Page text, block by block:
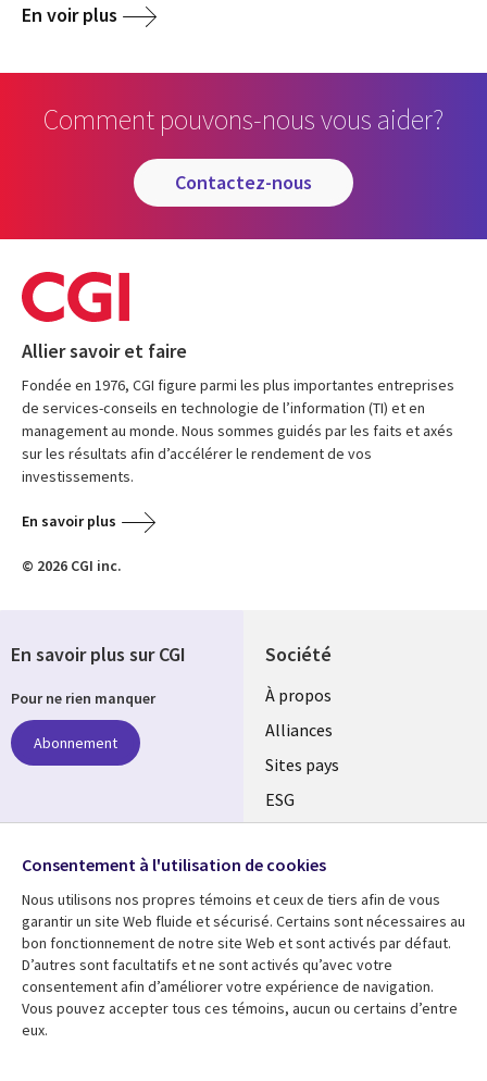
En voir plus
Comment pouvons-nous vous aider?
contactez-nous
Allier savoir et faire
Fondée en 1976, CGI figure parmi les plus importantes entreprises
de services-conseils en technologie de l’information (TI) et en
management au monde. Nous sommes guidés par les faits et axés
sur les résultats afin d’accélérer le rendement de vos
investissements.
En savoir plus
© 2026 CGI inc.
Société
À propos
Alliances
Sites pays
ESG
Fusions
Salle de presse
Ressources
Articles
Support
En savoir plus sur CGI
Pour ne rien manquer
Abonnement
Suivez-nous
Social
Media
Global
FR
Consentement à l'utilisation de cookies
Nous utilisons nos propres témoins et ceux de tiers afin de vous
garantir un site Web fluide et sécurisé. Certains sont nécessaires au
bon fonctionnement de notre site Web et sont activés par défaut.
D’autres sont facultatifs et ne sont activés qu’avec votre
consentement afin d’améliorer votre expérience de navigation.
Vous pouvez accepter tous ces témoins, aucun ou certains d’entre
eux.